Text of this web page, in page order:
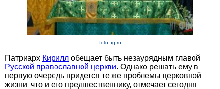
foto.ng.ru
Патриарх Кирилл обещает быть незаурядным главой
Русской православной церкви. Однако решать ему в
первую очередь придется те же проблемы церковной
жизни, что и его предшественнику, отмечает сегодня